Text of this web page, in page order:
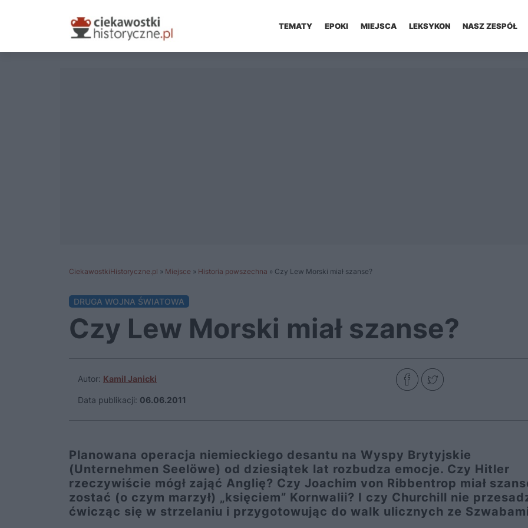
TEMATY EPOKI MIEJSCA LEKSYKON NASZ ZESPÓŁ
CiekawostkiHistoryczne.pl » Miejsce » Historia powszechna » Czy Lew Morski miał szanse?
DRUGA WOJNA ŚWIATOWA
Czy Lew Morski miał szanse?
Autor: Kamil Janicki
Data publikacji: 06.06.2011
Planowana operacja niemieckiego desantu na Wyspy Brytyjskie
(Unternehmen Seelöwe) od dziesiątek lat rozbudza emocje. Czy Hitler
rzeczywiście mógł zająć Anglię? Czy Joachim von Ribbentrop miał
zostać (o czym marzył) „księciem” Kornwalii? I czy Churchill nie
ćwicząc się w strzelaniu i przygotowując do walk ulicznych ze